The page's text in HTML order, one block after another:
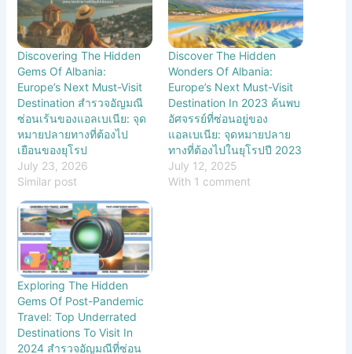
Discovering The Hidden
Gems Of Albania:
Europe’s Next Must-Visit
Destination สำรวจอัญมณี
ซ่อนเร้นของแอลเบเนีย: จุด
หมายปลายทางที่ต้องไป
เยือนของยุโรป
July 23, 2026
Similar post
Discover The Hidden
Wonders Of Albania:
Europe’s Next Must-Visit
Destination In 2023 ค้นพบ
อัศจรรย์ที่ซ่อนอยู่ของ
แอลเบเนีย: จุดหมายปลาย
ทางที่ต้องไปในยุโรปปี 2023
July 12, 2025
With 1 comment
Exploring The Hidden
Gems Of Post-Pandemic
Travel: Top Underrated
Destinations To Visit In
2024 สำรวจอัญมณีที่ซ่อน